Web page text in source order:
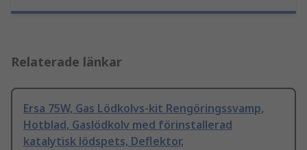
Relaterade länkar
Ersa 75W, Gas Lödkolvs-kit Rengöringssvamp,
Hotblad, Gaslödkolv med förinstallerad
katalytisk lödspets, Deflektor,